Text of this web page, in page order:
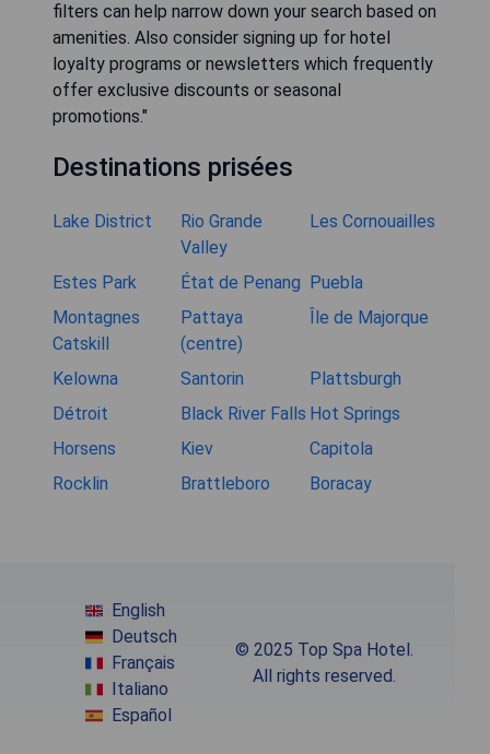
filters can help narrow down your search based on
amenities. Also consider signing up for hotel
loyalty programs or newsletters which frequently
offer exclusive discounts or seasonal
promotions."
Destinations prisées
Lake District
Rio Grande
Valley
Les Cornouailles
Estes Park État de Penang
Puebla
Montagnes
Catskill
Pattaya
(centre)
Île de Majorque
Kelowna Santorin
Plattsburgh
Détroit
Black River Falls Hot Springs
Horsens
Kiev
Capitola
Rocklin
Brattleboro Boracay
English
Deutsch
Français
Italiano
Español
© 2025 Top Spa Hotel.
All rights reserved.